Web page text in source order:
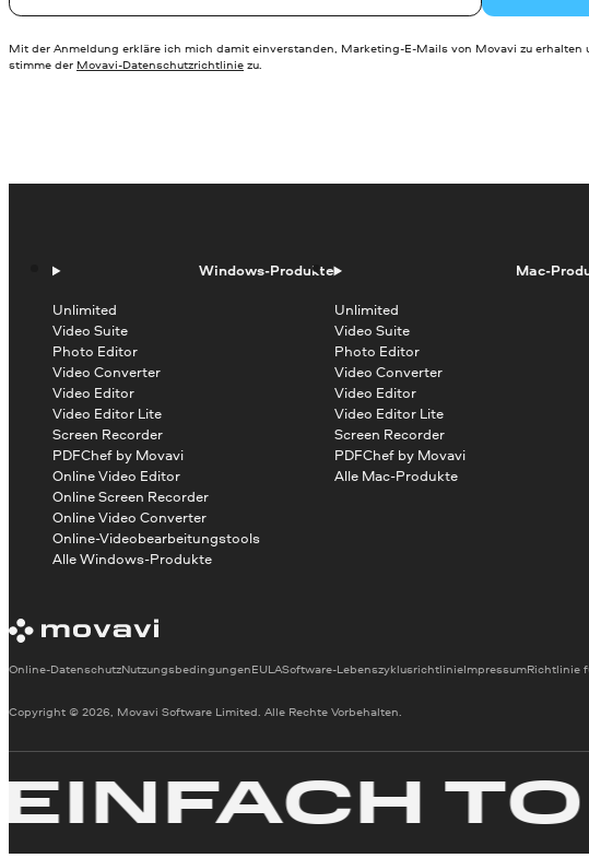
Mit der Anmeldung erkläre ich mich damit einverstanden, Marketing-E-Mails von Movavi zu erhalten
stimme der Movavi-Datenschutzrichtlinie zu.
Windows-Produkte
Unlimited
Video Suite
Photo Editor
Video Converter
Video Editor
Video Editor Lite
Screen Recorder
PDFChef by Movavi
Online Video Editor
Online Screen Recorder
Online Video Converter
Online-Videobearbeitungstools
Alle Windows-Produkte
Mac-
Unlimited
Video Suite
Photo Editor
Video Converter
Video Editor
Video Editor Lite
Screen Recorder
PDFChef by Movavi
Alle Mac-Produkte
Copyright © 2026, Movavi Software Limited. Alle Rechte Vorbehalten.
Online-DatenschutzNutzungsbedingungenEULASoftware-LebenszyklusrichtlinieImpressumRichtlinie